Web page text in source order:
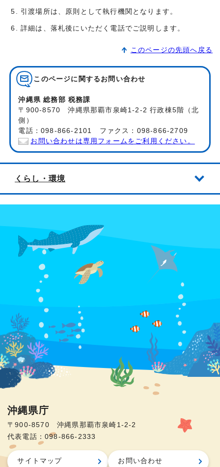
引渡場所は、原則として執行機関となります。
詳細は、落札後にいただく電話でご説明します。
このページの先頭へ戻る
このページに関する お問い合わせ
沖縄県 総務部 税務課
〒900-8570 沖縄県那覇市泉崎1-2-2 行政棟5階（北
側）
電話：098-866-2101 ファクス：098-866-2709
お問い合わせは専用フォームをご利用ください。
くらし・環境
沖縄県庁
〒900-8570 沖縄県那覇市泉崎1-2-2
代表電話：098-866-2333
サイトマップ お問い合わせ